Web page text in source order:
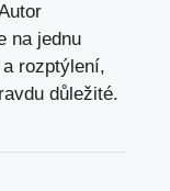
na jednu
rozptýlení,
důležité.